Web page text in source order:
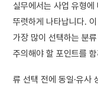
실무에서는 사업 유형에
뚜렷하게 나타납니다.
가장 많이 선택하는 분
주의해야 할 포인트를
류 선택 전에 동일·유사